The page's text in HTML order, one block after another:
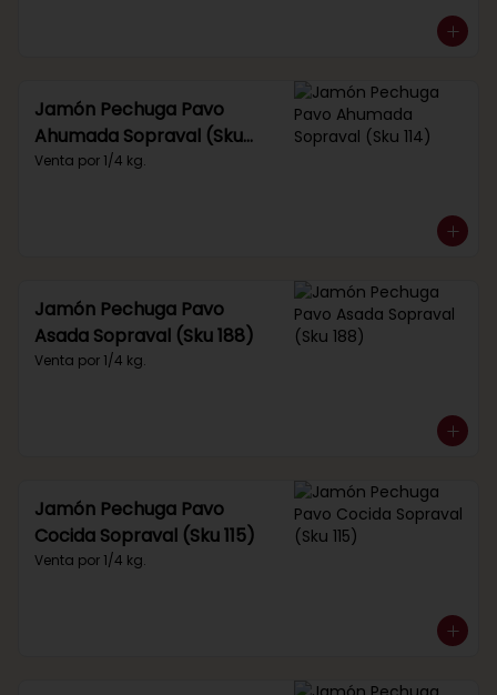
Jamón Pechuga Pavo
Ahumada Sopraval (Sku
114)
Venta por 1/4 kg.
Jamón Pechuga Pavo
Asada Sopraval (Sku 188)
Venta por 1/4 kg.
Jamón Pechuga Pavo
Cocida Sopraval (Sku 115)
Venta por 1/4 kg.